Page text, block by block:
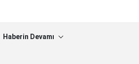
Haberin Devamı